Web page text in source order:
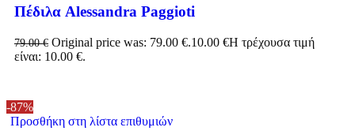
Πέδιλα Alessandra Paggioti
79.00€ Original price was: 79.00 €.10.00 €Η τρέχουσα τιμή
είναι: 10.00 €.
-87%
Προσθήκη στη λίστα επιθυμιών